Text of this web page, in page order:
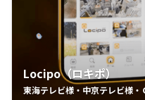
Locipo（ロキポ）
東海テレビ様・中京テレビ様